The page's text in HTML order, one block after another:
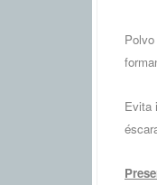
Evita